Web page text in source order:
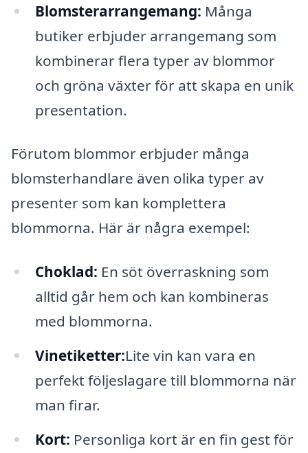
Blomsterarrangemang: Många
butiker erbjuder arrangemang som
kombinerar flera typer av blommor
och gröna växter för att skapa en unik
presentation.
Förutom blommor erbjuder många
blomsterhandlare även olika typer av
presenter som kan komplettera
blommorna. Här är några exempel:
Choklad: En söt överraskning som
alltid går hem och kan kombineras
med blommorna.
Vinetiketter:Lite vin kan vara en
perfekt följeslagare till blommorna när
man firar.
Kort: Personliga kort är en fin gest för